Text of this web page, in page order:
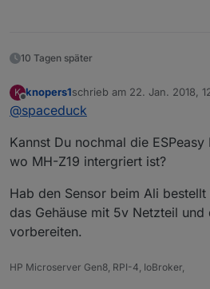
10 Tagen später
K
Offline
knopers1schrieb am 22. Jan. 2018,
zuletzt editiert von
@spaceduck
Kannst Du nochmal die
wo MH-Z19 intergriert ist?
Hab den Sensor beim Ali
das Gehäuse mit 5v Netzteil und
vorbereiten.
HP Microserver Gen8, RPI-4, IoBroker,